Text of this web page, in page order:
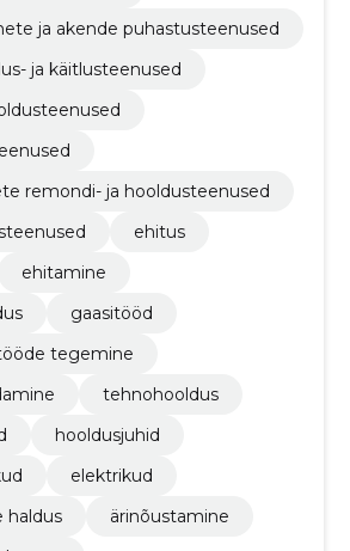
ja akende puhastusteenused
ja käitlusteenused
remondi- ja hooldusteenused
ehitus
ehitamine
gaasitööd
tegemine
tehnohooldus
hooldusjuhid
elektrikud
haldus
ärinõustamine